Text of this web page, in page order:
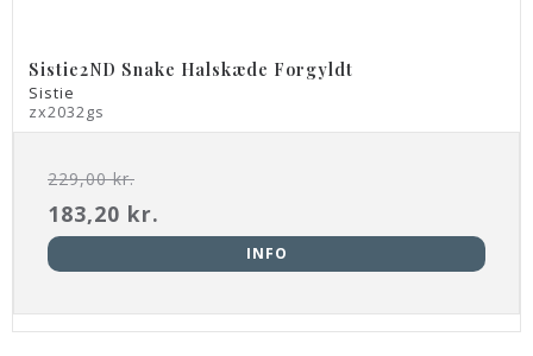
Sistie2ND Snake Halskæde Forgyldt
Sistie
zx2032gs
229,00 kr.
183,20 kr.
INFO